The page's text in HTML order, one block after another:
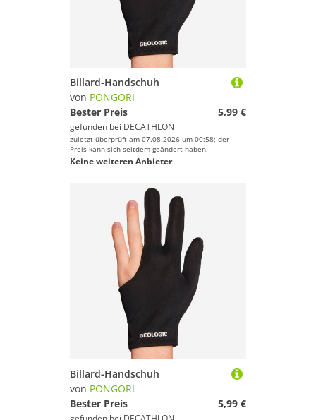
Billard-Handschuh
von PONGORI
Bester Preis
5,99 €
gefunden bei DECATHLON
zuletzt überprüft am 07.08.2026 um 00:58; der
Preis kann sich seitdem geändert haben.
Keine weiteren Anbieter
Billard-Handschuh
von PONGORI
Bester Preis
5,99 €